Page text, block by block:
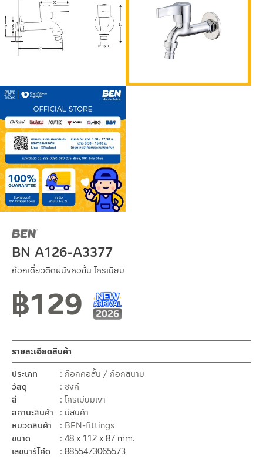
BN A126-A3377
ก๊อกเดี่ยวติดผนังคอสั้น โครเมียม
฿129
รายละเอียดสินค้า
ประเภท
ก๊อกคอสั้น / ก๊อกสนาม
วัสดุ
ซิงค์
สี
โครเมียมเงา
สถานะสินค้า
มีสินค้า
หมวดสินค้า
BEN-fittings
ขนาด
48 x 112 x 87 mm.
เลขบาร์โค้ด
8855473065573